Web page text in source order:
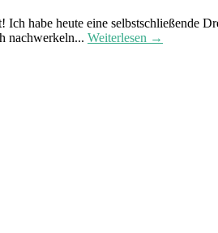
habe heute eine selbstschließende
nachwerkeln... Weiterlesen →